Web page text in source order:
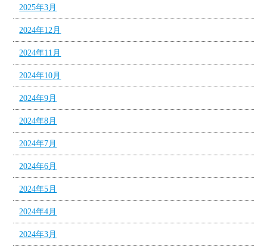
2025年3月
2024年12月
2024年11月
2024年10月
2024年9月
2024年8月
2024年7月
2024年6月
2024年5月
2024年4月
2024年3月